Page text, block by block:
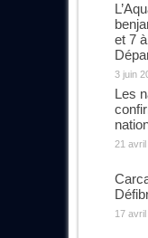
et 7
3 juin
Les
21
17